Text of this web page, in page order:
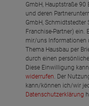
GmbH, Hauptstraße 90
und deren
GmbH, Schmidtstedter
Franchise-Partner) ein.
mir/uns Informationen
Thema Hausbau per
durch einen
Diese Einwilligung
widerrufen . Der
kann/können ich/wir
Datenschutzerklärung